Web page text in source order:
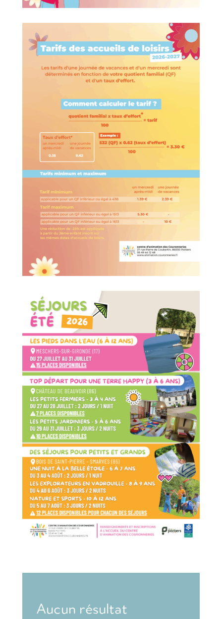
Aucun résultat